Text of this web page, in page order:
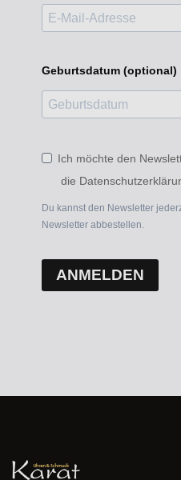
Geburtsdatum (optional)
Ich möchte den
die
Du kannst den Newsletter
Newsletter abbestellen.
ANMELDEN